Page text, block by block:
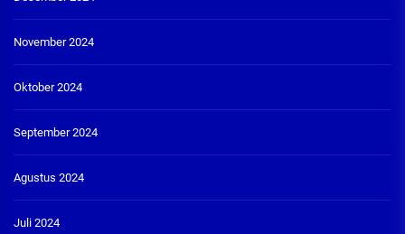
November 2024
Oktober 2024
September 2024
Agustus 2024
Juli 2024